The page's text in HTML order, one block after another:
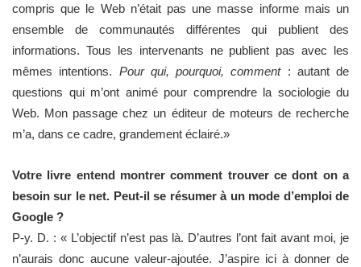
compris que le Web n’était pas une masse informe mais un
ensemble de communautés différentes qui publient des
informations. Tous les intervenants ne publient pas avec les
mêmes intentions. Pour qui, pourquoi, comment: autant de
questions qui m’ont animé pour comprendre la sociologie du
Web. Mon passage chez un éditeur de moteurs de recherche
m’a, dans ce cadre, grandement éclairé.»
Votre livre entend montrer comment trouver ce dont on a
besoin sur le net. Peut-il se résumer à un mode d’emploi de
Google ?
P-y. D. : « L’objectif n’est pas là. D’autres l’ont fait avant moi, je
n’aurais donc aucune valeur-ajoutée. J’aspire ici à donner de